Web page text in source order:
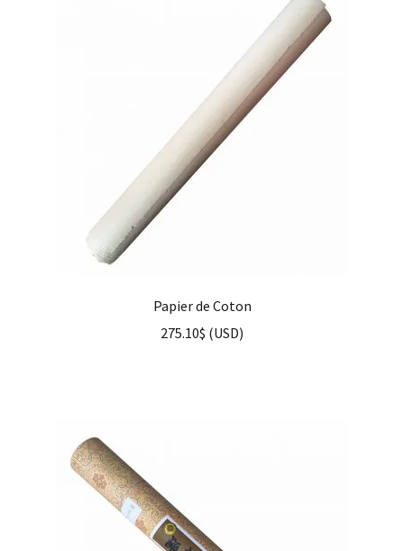
Papier de Coton
275.10$ (USD)